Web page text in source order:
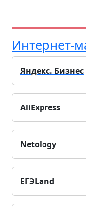
Интернет-
Яндекс. Бизнес
AliExpress
Netology
ЕГЭLand